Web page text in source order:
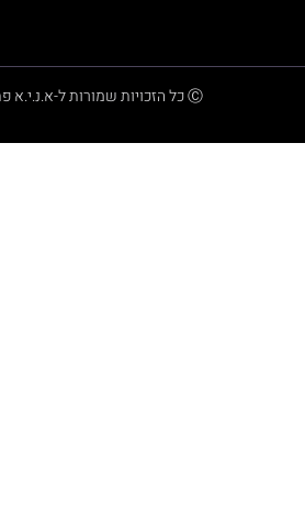
Ⓒ כל הזכויות שמורות ל-א.נ.י.א פתרונות אנרגיה